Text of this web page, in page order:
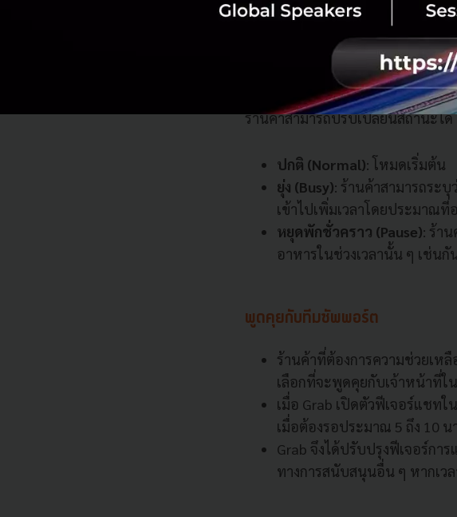
หลักสูตร และเพื่อให้เราทรา
บริหารจัดการออเดอร์ ด้วยการตั้ง
ร้านค้าสามารถปรับเปลี่ยนสถานะไ
ปกติ (Normal): โหมดเริ่มต้น
ยุ่ง (Busy): ร้านค้าสามารถระ
เข้าไปเพิ่มเวลาโดยประมาณ
หยุดพักชั่วคราว (Pause): ร้า
อาหารในช่วงเวลานั้น ๆ เช่นกั
พูดคุยกับทีมซัพพอร์ต
ร้านค้าที่ต้องการความช่วยเห
เลือกที่จะพูดคุยกับเจ้าหน้าที่ใ
เมื่อ Grab เปิดตัวฟีเจอร์แชท
เมื่อต้องรอประมาณ 5 ถึง 10
Grab จึงได้ปรับปรุงฟีเจอร์กา
ทางการสนับสนุนอื่น ๆ หากเว